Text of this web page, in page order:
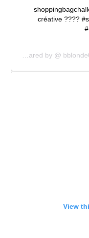
créative ????
A post shared by @
View